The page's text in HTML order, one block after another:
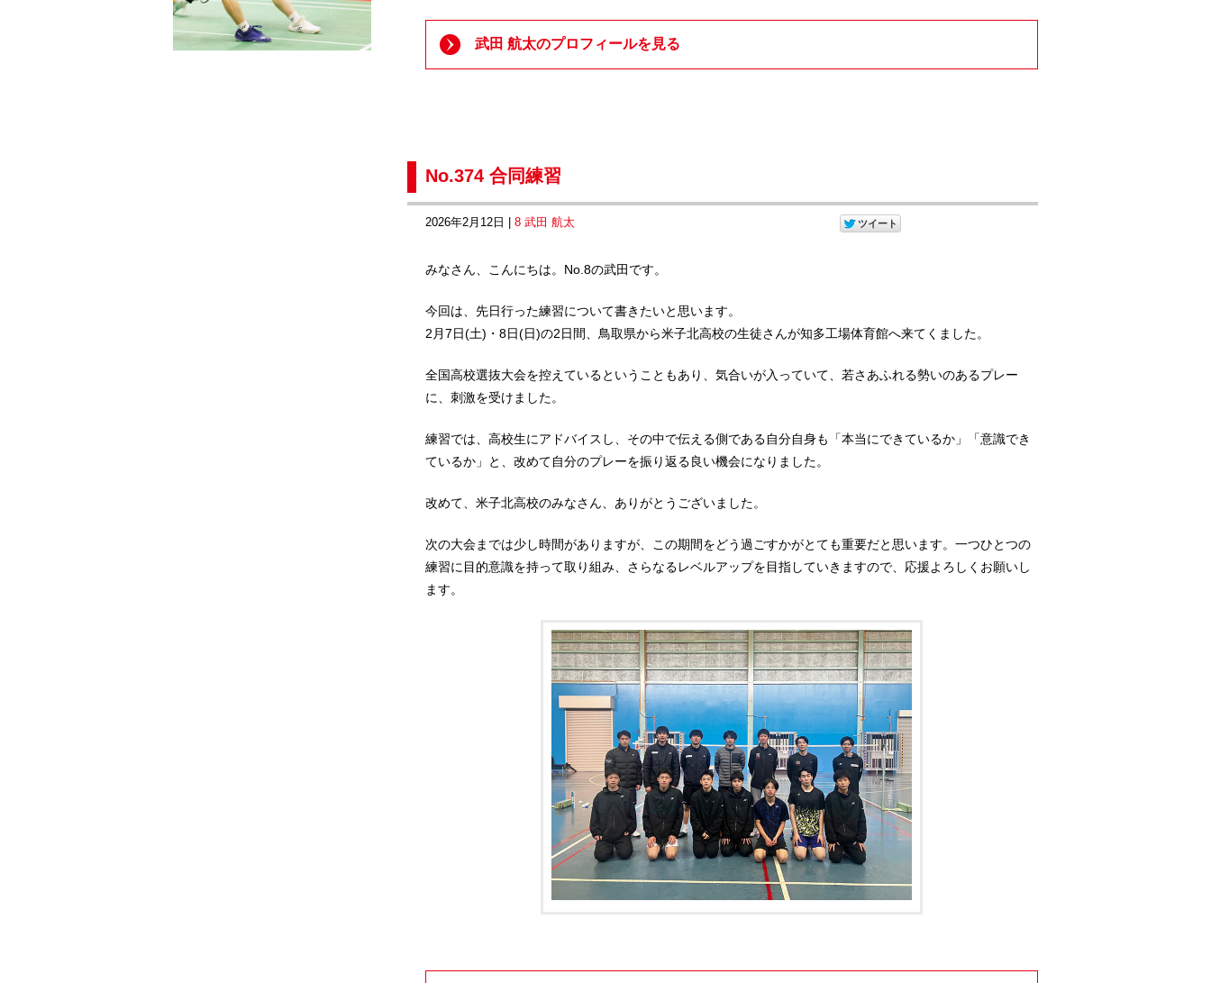
武田 航太のプロフィールを見る
No.374 合同練習
2026年2月12日 | 8 武田 航太
みなさん、こんにちは。No.8の武田です。
今回は、先日行った練習について書きたいと思います。
2月7日(土)・8日(日)の2日間、鳥取県から米子北高校の生徒さんが知多工場体育館へ来てくました。
全国高校選抜大会を控えているということもあり、気合いが入っていて、若さあふれる勢いのあるプレー
に、刺激を受けました。
練習では、高校生にアドバイスし、その中で伝える側である自分自身も「本当にできているか」「意識でき
ているか」と、改めて自分のプレーを振り返る良い機会になりました。
改めて、米子北高校のみなさん、ありがとうございました。
次の大会までは少し時間がありますが、この期間をどう過ごすかがとても重要だと思います。一つひとつの
練習に目的意識を持って取り組み、さらなるレベルアップを目指していきますので、応援よろしくお願いし
ます。